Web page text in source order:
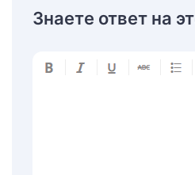
Знаете ответ на